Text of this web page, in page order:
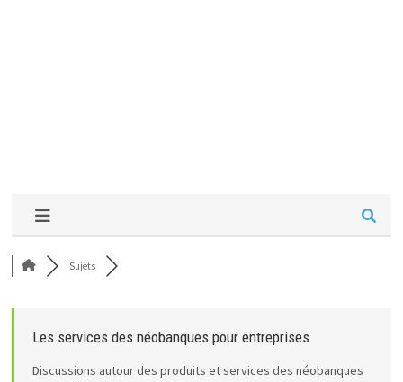
Sujets
Les services des néobanques pour entreprises
Discussions autour des produits et services des néobanques